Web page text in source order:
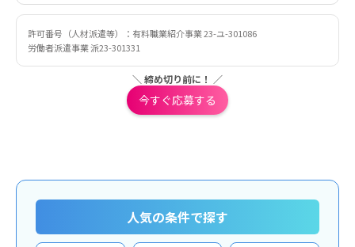
許可番号（人材派遣等）：有料職業紹介事業 23-ユ-301086
労働者派遣事業 派23-301331
＼ 締め切り前に！ ／
今すぐ応募する
人気の条件で探す